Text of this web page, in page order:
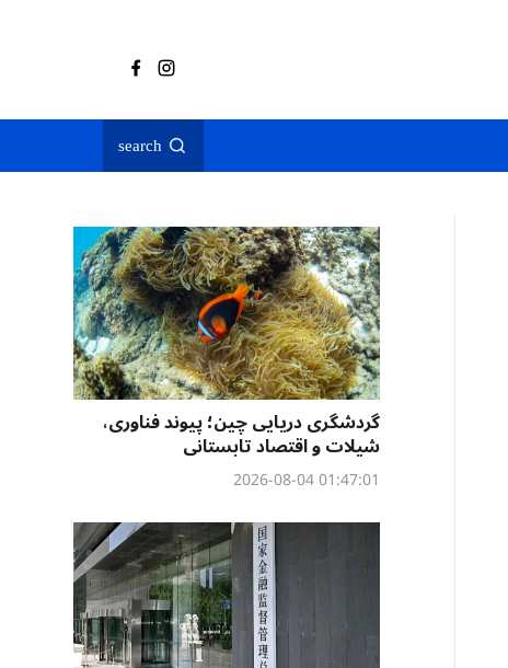
search
گردشگری دریایی چین؛ پیوند فناوری،
شیلات و اقتصاد تابستانی
01:47:01 2026-08-04